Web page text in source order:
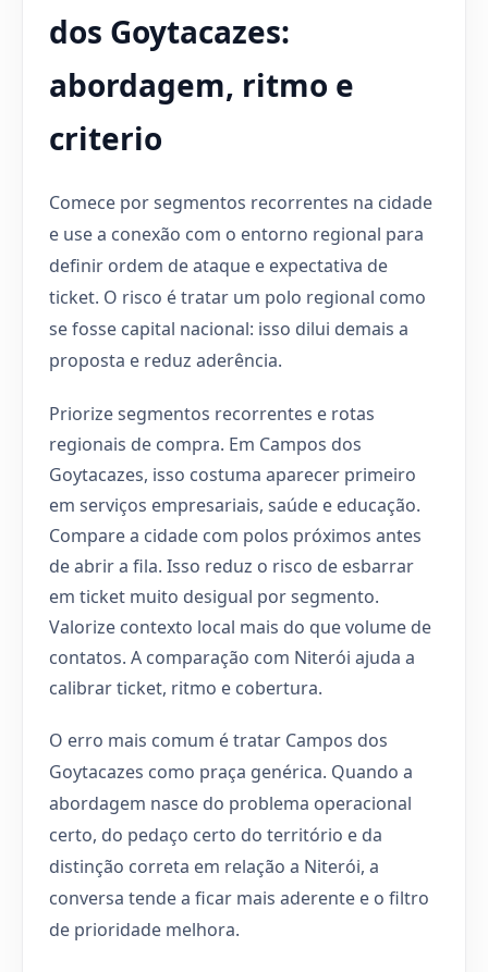
dos Goytacazes:
abordagem, ritmo e
criterio
Comece por segmentos recorrentes na cidade
e use a conexão com o entorno regional para
definir ordem de ataque e expectativa de
ticket. O risco é tratar um polo regional como
se fosse capital nacional: isso dilui demais a
proposta e reduz aderência.
Priorize segmentos recorrentes e rotas
regionais de compra. Em Campos dos
Goytacazes, isso costuma aparecer primeiro
em serviços empresariais, saúde e educação.
Compare a cidade com polos próximos antes
de abrir a fila. Isso reduz o risco de esbarrar
em ticket muito desigual por segmento.
Valorize contexto local mais do que volume de
contatos. A comparação com Niterói ajuda a
calibrar ticket, ritmo e cobertura.
O erro mais comum é tratar Campos dos
Goytacazes como praça genérica. Quando a
abordagem nasce do problema operacional
certo, do pedaço certo do território e da
distinção correta em relação a Niterói, a
conversa tende a ficar mais aderente e o filtro
de prioridade melhora.